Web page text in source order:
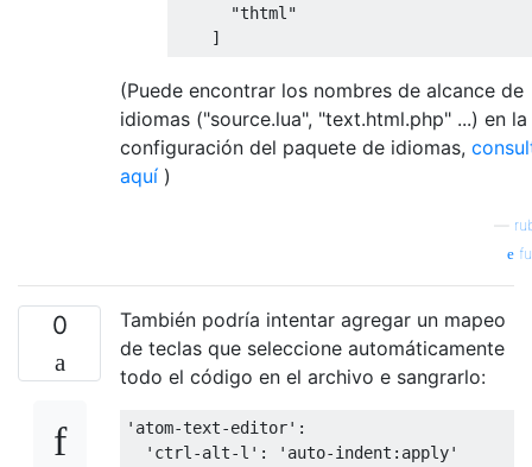
      "thtml"
(Puede encontrar los nombres de alcance de
idiomas ("source.lua", "text.html.php" ...) en la
configuración del paquete de idiomas,
aquí )
0
También podría intentar agregar un mapeo
de teclas que seleccione automáticamente
todo el código en el archivo e sangrarlo:
'atom-text-editor':